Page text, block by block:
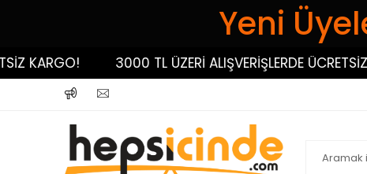
Yeni
3000 TL ÜZERİ ALIŞVERİŞLERDE ÜCRETSİZ